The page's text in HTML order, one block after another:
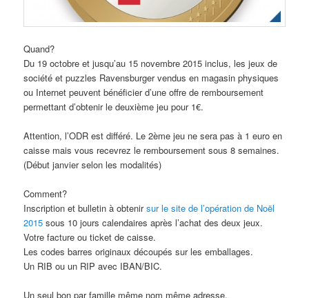
Quand?
Du 19 octobre et jusqu’au 15 novembre 2015 inclus, les jeux de
société et puzzles Ravensburger vendus en magasin physiques
ou Internet peuvent bénéficier d’une offre de remboursement
permettant d’obtenir le deuxième jeu pour 1€.
Attention, l’ODR est différé. Le 2ème jeu ne sera pas à 1 euro en
caisse mais vous recevrez le remboursement sous 8 semaines.
(Début janvier selon les modalités)
Comment?
Inscription et bulletin à obtenirsur le site de l’opération de Noël
2015 sous 10 jours calendaires après l’achat des deux jeux.
Votre facture ou ticket de caisse.
Les codes barres originaux découpés sur les emballages.
Un RIB ou un RIP avec IBAN/BIC.
Un seul bon par famille même nom même adresse.